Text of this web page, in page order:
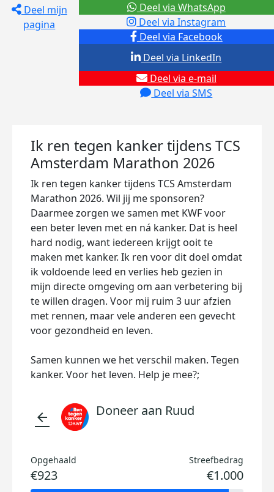
Deel mijn
pagina
Deel via Facebook
Deel via Instagram
Deel via e-mail
Deel via SMS
Deel via LinkedIn
Deel via WhatsApp
Ik ren tegen kanker tijdens TCS
Amsterdam Marathon 2026
Ik ren tegen kanker tijdens TCS Amsterdam
Marathon 2026. Wil jij me sponsoren?
Daarmee zorgen we samen met KWF voor
een beter leven met en ná kanker. Dat is heel
hard nodig, want iedereen krijgt ooit te
maken met kanker. Ik ren voor dit doel omdat
ik voldoende leed en verlies heb gezien in
mijn directe omgeving om aan verbetering bij
te willen dragen. Voor mij ruim 3 uur afzien
met rennen, maar vele anderen een gevecht
voor gezondheid en leven.
Samen kunnen we het verschil maken. Tegen
kanker. Voor het leven. Help je mee?;
arrow_back Doneer aan Ruud
Opgehaald
€923
Streefbedrag
€1.000